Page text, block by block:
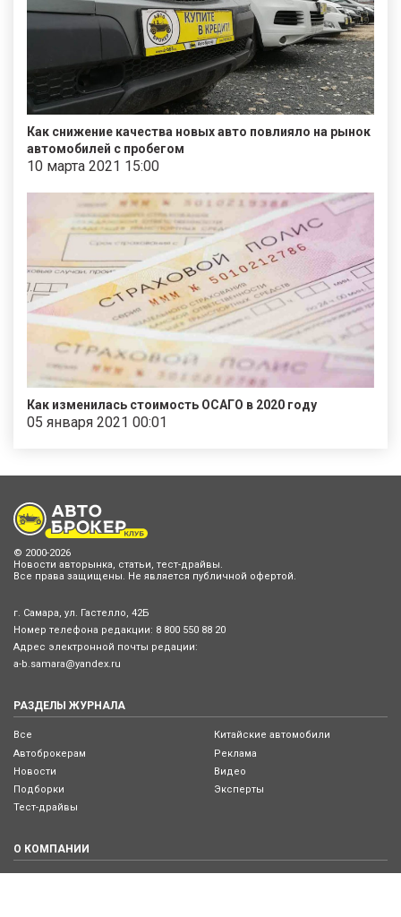
Как снижение качества новых авто повлияло на рынок
автомобилей с пробегом
10 марта 2021 15:00
Как изменилась стоимость ОСАГО в 2020 году
05 января 2021 00:01
© 2000-2026
Новости авторынка, статьи, тест-драйвы.
Все права защищены. Не является публичной офертой.
г. Самара, ул. Гастелло, 42Б
Номер телефона редакции: 8 800 550 88 20
Адрес электронной почты редации:
a-b.samara@yandex.ru
РАЗДЕЛЫ ЖУРНАЛА
Все
Автоброкерам
Новости
Подборки
Тест-драйвы
Китайские автомобили
Реклама
Видео
Эксперты
О КОМПАНИИ